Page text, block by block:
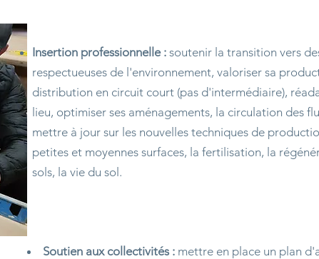
Insertion professionnelle : soutenir la transition vers
respectueuses de l'environnement, valoriser sa
distribution en circuit court (pas d'intermédiaire),
lieu, optimiser ses aménagements, la circulation des
mettre à jour sur les nouvelles techniques de
petites et moyennes surfaces, la fertilisation, la
sols, la vie du sol.
Soutien aux collectivités : mettre en place un plan